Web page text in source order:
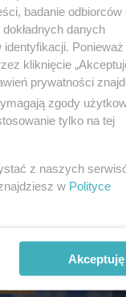
badanie odbiorców
danych
Ponieważ
kliknięcie
prywatności
zgody
tylko na tej
z naszych
w Polityce
Akceptuję